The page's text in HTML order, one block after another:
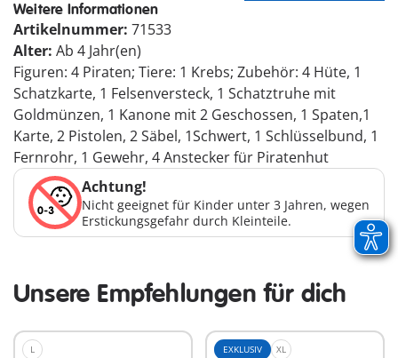
Weitere Informationen
Artikelnummer: 71533
Alter: Ab 4 Jahr(en)
Figuren: 4 Piraten; Tiere: 1 Krebs; Zubehör: 4 Hüte, 1
Schatzkarte, 1 Felsenversteck, 1 Schatztruhe mit
Goldmünzen, 1 Kanone mit 2 Geschossen, 1 Spaten,1
Karte, 2 Pistolen, 2 Säbel, 1Schwert, 1 Schlüsselbund, 1
Fernrohr, 1 Gewehr, 4 Anstecker für Piratenhut
Achtung!
Nicht geeignet für Kinder unter 3 Jahren, wegen
Erstickungsgefahr durch Kleinteile.
Unsere Empfehlungen für dich
L EXKLUSIV XL